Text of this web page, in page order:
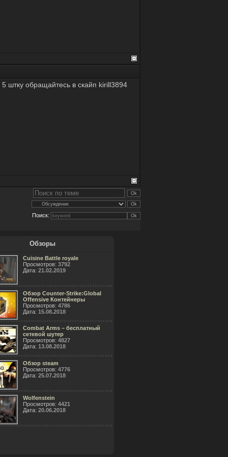
штку обращайтесь в скайп kirill3894
Поиск:
Обзоры
Cuisine Battle royale
Просмотров: 3792
Дата: 21.02.2019
Обзор Counter-Strike:Global
Offensive Контейнеры
Просмотров: 4786
Дата: 15.08.2018
Combat Arms – бесплатный
сетевой шутер
Просмотров: 4827
Дата: 13.08.2018
Обзор steam
Просмотров: 4776
Дата: 25.07.2018
Wolfenstein
Просмотров: 4421
Дата: 20.06.2018